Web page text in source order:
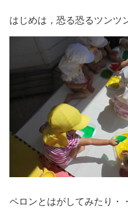
はじめは，恐る恐るツンツ
ペロンとはがしてみたり・